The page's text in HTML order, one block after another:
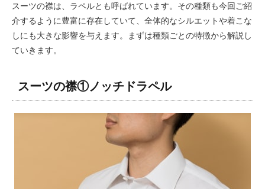
スーツの襟は、ラペルとも呼ばれています。その種類も今回ご紹
介するように豊富に存在していて、全体的なシルエットや着こな
しにも大きな影響を与えます。まずは種類ごとの特徴から解説し
ていきます。
スーツの襟①ノッチドラペル